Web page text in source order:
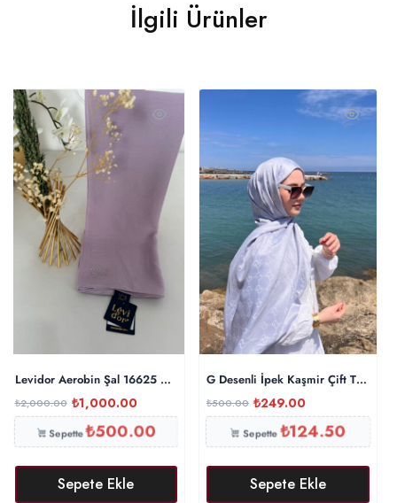
İlgili Ürünler
Levidor Aerobin Şal 16625 – Lila
₺2,000.00 ₺1,000.00
Sepette₺500.00
Sepete Ekle
G Desenli İpek Kaşmir Çift Taraflı
₺500.00 ₺249.00
Sepette₺124.50
Sepete Ekle